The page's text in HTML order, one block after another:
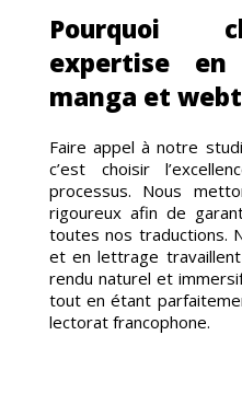
Pourquoi
expertise
manga et
Faire appel à notre
c’est choisir
processus. Nous
rigoureux afin de
toutes nos traductions.
et en lettrage
rendu naturel et
tout en étant
lectorat francophone.